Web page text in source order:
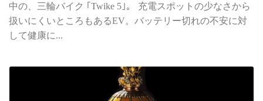
中の、三輪バイク ｢Twike 5｣。 充電スポットの少なさから
扱いにくいところもあるEV。バッテリー切れの不安に対
して健康に...